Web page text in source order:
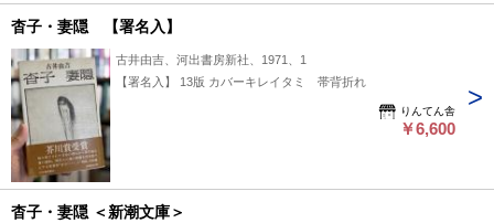
杳子・妻隠 【署名入】
古井由吉、河出書房新社、1971、1
【署名入】 13版 カバーキレイタミ 帯背折れ
りんてん舎
￥6,600
杳子・妻隠 ＜新潮文庫＞